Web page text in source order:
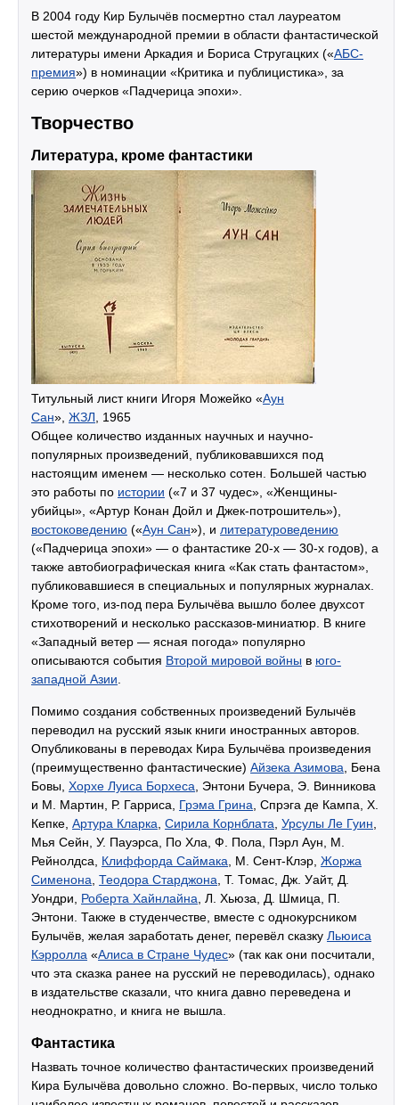
В 2004 году Кир Булычёв посмертно стал лауреатом
шестой международной премии в области фантастической
литературы имени Аркадия и Бориса Стругацких («АБС-
премия») в номинации «Критика и публицистика», за
серию очерков «Падчерица эпохи».
Творчество
Литература, кроме фантастики
Титульный лист книги Игоря Можейко «Аун
Сан», ЖЗЛ, 1965
Общее количество изданных научных и научно-
популярных произведений, публиковавшихся под
настоящим именем — несколько сотен. Большей частью
это работы по истории («7 и 37 чудес», «Женщины-
убийцы», «Артур Конан Дойл и Джек-потрошитель»),
востоковедению («Аун Сан»), и литературоведению
(«Падчерица эпохи» — о фантастике 20-х — 30-х годов), а
также автобиографическая книга «Как стать фантастом»,
публиковавшиеся в специальных и популярных журналах.
Кроме того, из-под пера Булычёва вышло более двухсот
стихотворений и несколько рассказов-миниатюр. В книге
«Западный ветер — ясная погода» популярно
описываются события Второй мировой войны в юго-
западной Азии.
Помимо создания собственных произведений Булычёв
переводил на русский язык книги иностранных авторов.
Опубликованы в переводах Кира Булычёва произведения
(преимущественно фантастические) Айзека Азимова, Бена
Бовы, Хорхе Луиса Борхеса, Энтони Бучера, Э. Винникова
и М. Мартин, Р. Гарриса, Грэма Грина, Спрэга де Кампа, Х.
Кепке, Артура Кларка, Сирила Корнблата, Урсулы Ле Гуин,
Мья Сейн, У. Пауэрса, По Хла, Ф. Пола, Пэрл Аун, М.
Рейнолдса, Клиффорда Саймака, М. Сент-Клэр, Жоржа
Сименона, Теодора Старджона, Т. Томас, Дж. Уайт, Д.
Уондри, Роберта Хайнлайна, Л. Хьюза, Д. Шмица, П.
Энтони. Также в студенчестве, вместе с однокурсником
Булычёв, желая заработать денег, перевёл сказку Льюиса
Кэрролла «Алиса в Стране Чудес» (так как они посчитали,
что эта сказка ранее на русский не переводилась), однако
в издательстве сказали, что книга давно переведена и
неоднократно, и книга не вышла.
Фантастика
Назвать точное количество фантастических произведений
Кира Булычёва довольно сложно. Во-первых, число только